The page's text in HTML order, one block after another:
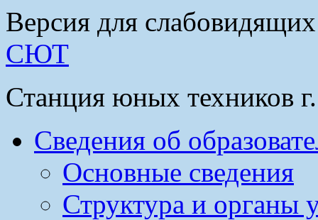
Версия для слабовидящих
СЮТ
Станция юных техников
Сведения об
Основные сведения
Структура и органы